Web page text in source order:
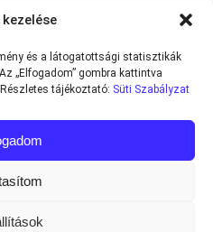
és a látogatottsági statisztikák
„Elfogadom” gombra kattintva
tájékoztató: Süti Szabályzat
Teniszvilag.com